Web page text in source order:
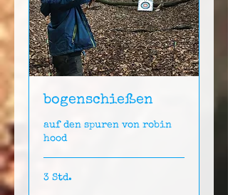
bogenschießen
auf den spuren von robin
hood
3 Std.